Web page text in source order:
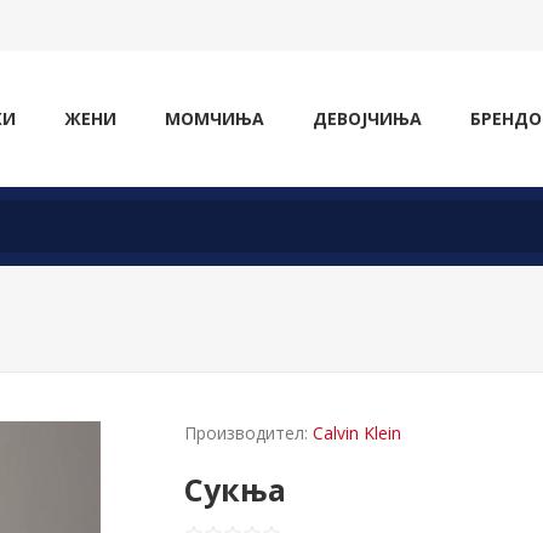
ЖЕНИ МОМЧИЊА ДЕВОЈЧИЊА
Производител: Calvin Klein
Сукња